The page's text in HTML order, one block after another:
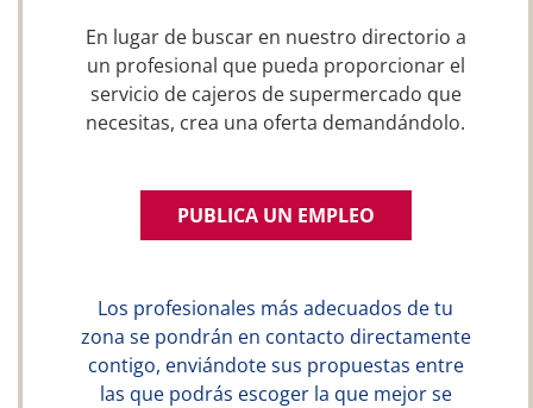
En lugar de buscar en nuestro directorio a
un profesional que pueda proporcionar el
servicio de cajeros de supermercado que
necesitas, crea una oferta demandándolo.
PUBLICA UN EMPLEO
Los profesionales más adecuados de tu
zona se pondrán en contacto directamente
contigo, enviándote sus propuestas entre
las que podrás escoger la que mejor se